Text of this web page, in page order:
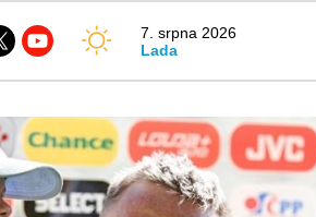
7. srpna 2026
Lada